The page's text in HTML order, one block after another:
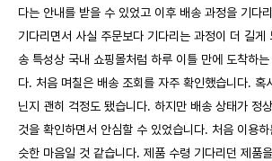
다는 안내를 받을 수 있었고 이후 배송 과정을 기다
기다리면서 사실 주문보다 기다리는 과정이 더 길게
송 특성상 국내 쇼핑몰처럼 하루 이틀 만에 도착하는
다. 처음 며칠은 배송 조회를 자주 확인했습니다. 혹
닌지 괜히 걱정도 됐습니다. 하지만 배송 상태가 정
것을 확인하면서 안심할 수 있었습니다. 처음 이용하
슷한 마음일 것 같습니다. 제품 수령 기다리던 제품